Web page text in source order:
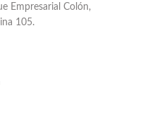
Empresarial Colón,
105.